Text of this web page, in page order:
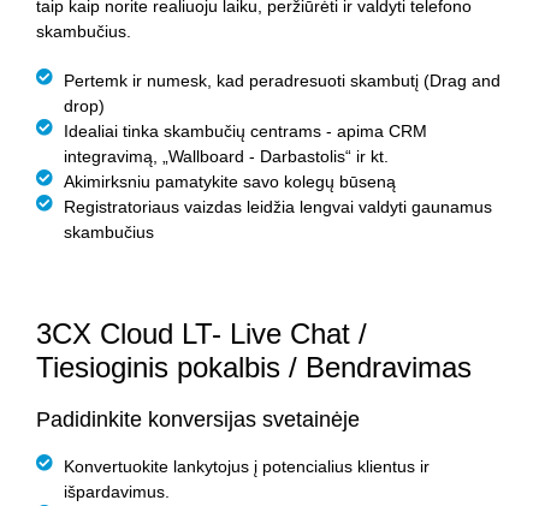
taip kaip norite realiuoju laiku, peržiūrėti ir valdyti telefono
skambučius.
Pertemk ir numesk, kad peradresuoti skambutį(Drag and
drop)
Idealiai tinka skambučių centrams - apima CRM
integravimą, „Wallboard - Darbastolis“ ir kt.
Akimirksniu pamatykite savo kolegų būseną
Registratoriaus vaizdas leidžia lengvai valdyti gaunamus
skambučius
3CX Cloud LT- Live Chat /
Tiesioginis pokalbis / Bendravimas
Padidinkite konversijas svetainėje
Konvertuokite lankytojus į potencialius klientus ir
išpardavimus.